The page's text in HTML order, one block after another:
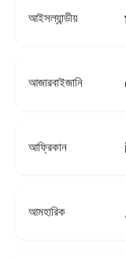
আইসল্যান্ডীয়
আজারবাইজানি
আফ্রিকান
আমহারিক